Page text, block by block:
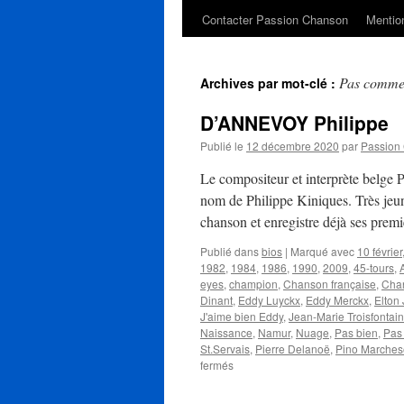
Contacter Passion Chanson
Archives par mot-clé : Pas
D’ANNEVOY Philippe
Publié le 12 décembre 2020 par Passion
Le compositeur et interprète
nom de Philippe Kiniques. Très
chanson et enregistre déjà ses
Publié dansbios | Marqué avec 10 février,
1982, 1984, 1986, 1990, 2009, 45-tours,
eyes, champion, Chanson française,
Dinant, Eddy Luyckx, Eddy Merckx, Elton
J'aime bien Eddy, Jean-Marie
Naissance, Namur, Nuage, Pas bien,
St.Servais, Pierre Delanoë, Pino
ferméssur